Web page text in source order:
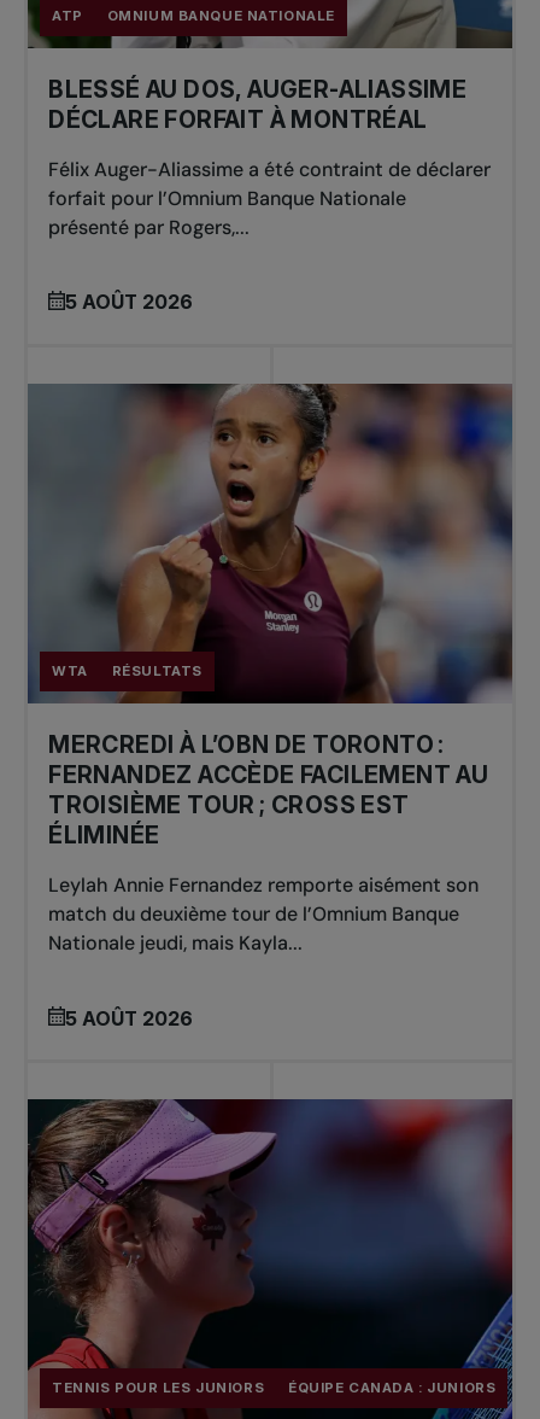
ATP OMNIUM BANQUE NATIONALE
BLESSÉ AU DOS, AUGER-ALIASSIME
DÉCLARE FORFAIT À MONTRÉAL
Félix Auger-Aliassime a été contraint de déclarer
forfait pour l’Omnium Banque Nationale
présenté par Rogers,...
5 AOÛT 2026
WTA RÉSULTATS
MERCREDI À L’OBN DE TORONTO :
FERNANDEZ ACCÈDE FACILEMENT AU
TROISIÈME TOUR ; CROSS EST
ÉLIMINÉE
Leylah Annie Fernandez remporte aisément son
match du deuxième tour de l’Omnium Banque
Nationale jeudi, mais Kayla...
5 AOÛT 2026
TENNIS POUR LES JUNIORS ÉQUIPE CANADA : JUNIORS